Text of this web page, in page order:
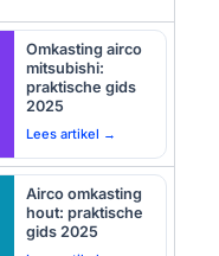
Omkasting airco
mitsubishi:
praktische gids
2025
Lees artikel →
Airco omkasting
hout: praktische
gids 2025